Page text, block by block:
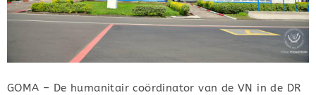
GOMA – De humanitair coördinator van de VN in de DR